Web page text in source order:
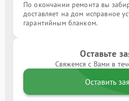
По окончании ремонта вы
доставляет на дом исправное
гарантийным бланком.
Оставьте
Свяжемся с Вами в
Оставить